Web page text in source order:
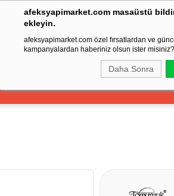
afeksyapimarket.com masaüstü
ekleyin.
afeksyapimarket.com özel fırsatlardan ve
kampanyalardan haberiniz olsun ister misiniz?
Daha Sonra